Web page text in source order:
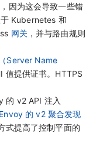
因为这会导致一些错
Kubernetes 和
网关，并与路由规则
Server Name
值提供证书。HTTPS
的 v2 API 注入
Envoy 的 v2 聚合发现
式提高了控制平面的